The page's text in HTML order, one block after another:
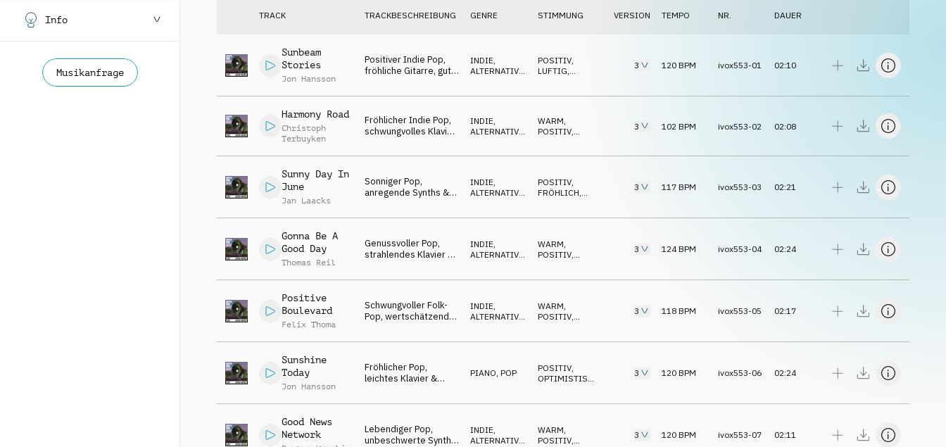
Info
Musikanfrage
TRACK TRACKBESCHREIBUNG GENRE STIMMUNG VERSION TEMPO NR. DAUER
Sunbeam
Stories
Jon Hansson
Positiver Indie Pop,
fröhliche Gitarre, gut
sonnig
INDIE,
ALTERNATIVE
POSITIV
LUFTIG
3 120 BPM ivox553-01 02:10
Harmony Road
Christoph
Terbuyken
Fröhlicher Indie Pop,
schwungvolles Klavier
gelaunt, unbeschwert
INDIE,
ALTERNATIVE,
WARM,
POSITIV,
3 102 BPM ivox553-02 02:08
Sunny Day In
June
Jan Laacks
Sonniger Pop,
anregende Synths &
beschwingt, gut
INDIE,
ALTERNATIVE
POSITIV
FRÖHLICH
3 117 BPM ivox553-03 02:21
Gonna Be A
Good Day
Thomas Reil
Genussvoller Pop,
strahlendes Klavier &
Vormittage
INDIE,
ALTERNATIVE
WARM
POSITIV
3 124BPM ivox553-04 02:24
Positive
Boulevard
Felix Thoma
Schwungvoller Folk-
Pop, wertschätzende
sanft, gut gelaunt
INDIE,
ALTERNATIVE
WARM
POSITIV
3 118 BPM ivox553-05 02:17
Sunshine
Today
Jon Hansson
Fröhlicher Pop,
leichtes Klavier &
positiv,
PIANO, POP POSITIV
OPTIMISTISCH
3 120 BPM ivox553-06 02:24
Good News
Network
Lebendiger Pop,
unbeschwerte Synths,
INDIE,
ALTERNATIVE
WARM
POSITIV
3 120 BPM ivox553-07 02:11